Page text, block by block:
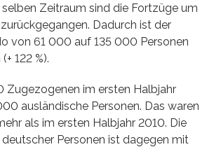
selben Zeitraum sind die Fortzüge um
Dadurch ist der
von 61 000 auf 135 000 Personen
122 %).
Zugezogenen im ersten Halbjahr
ausländische Personen. Das waren
als im ersten Halbjahr 2010. Die
Personen ist dagegen mit